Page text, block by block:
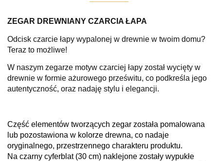
ZEGAR DREWNIANY CZARCIA ŁAPA
Odcisk czarcie łapy wypalonej w drewnie w twoim domu?
Teraz to możliwe!
W naszym zegarze motyw czarciej łapy został wycięty w
drewnie w formie ażurowego prześwitu, co podkreśla jego
autentyczność, oraz nadaję stylu i elegancji.
Część elementów tworzących zegar została pomalowana
lub pozostawiona w kolorze drewna, co nadaje
oryginalnego, przestrzennego charakteru produktu.
Na czarny cyferblat (30 cm) naklejone zostały wypukłe